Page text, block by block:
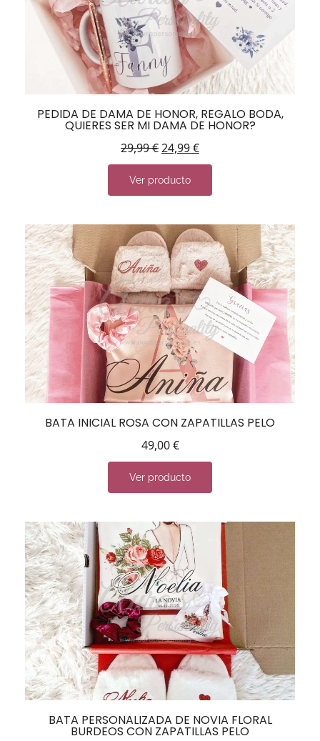
PEDIDA DE DAMA DE HONOR, REGALO BODA,
QUIERES SER MI DAMA DE HONOR?
29,99€24,99€
Ver producto
BATA INICIAL ROSA CON ZAPATILLAS PELO
49,00€
Ver producto
BATA PERSONALIZADA DE NOVIA FLORAL
BURDEOS CON ZAPATILLAS PELO